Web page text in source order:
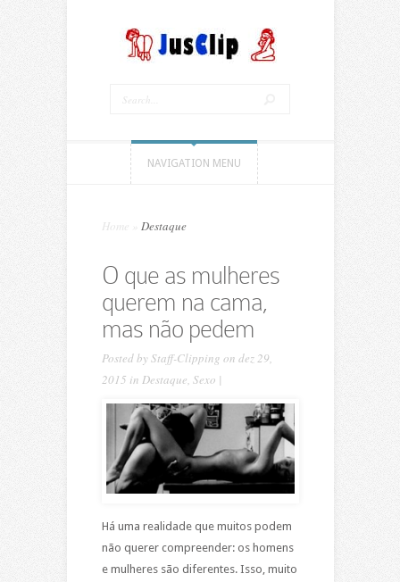
NAVIGATION MENU
Home Destaque
O que as mulheres
querem na cama,
mas não pedem
Posted byStaff-Clipping on dez 29,
2015 in Destaque, Sexo |
Há uma realidade que muitos podem
não querer compreender: os homens
e mulheres são diferentes. Isso, muito